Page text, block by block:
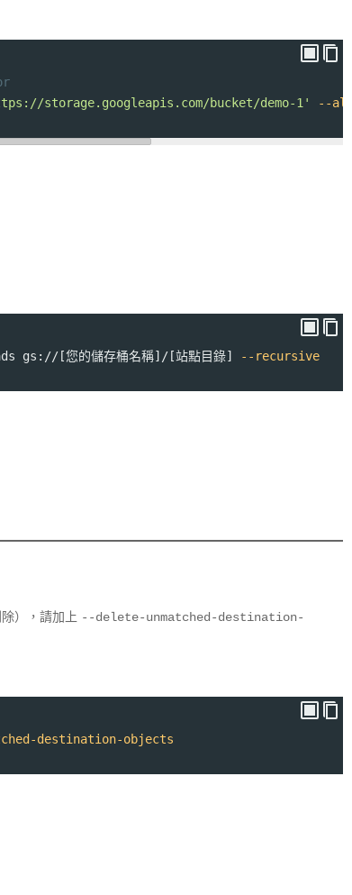
storage.googleapis.com/bucket/demo-1' --
gs://[您的儲存桶名稱]/[站點目錄] --recursive
），請加上 --delete-unmatched-destination-
destination-objects